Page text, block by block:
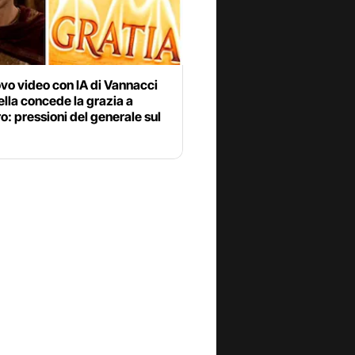
video con IA di Vannacci
concede la grazia a
pressioni del generale sul